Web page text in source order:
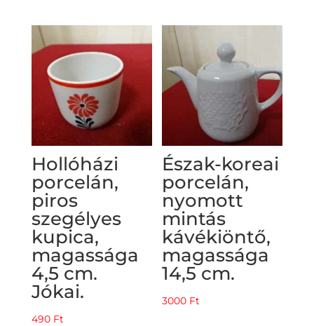
Hollóházi
porcelán,
piros
szegélyes
kupica,
magassága
4,5 cm.
Jókai.
490 Ft
Észak-koreai
porcelán,
nyomott
mintás
kávékiöntő,
magassága
14,5 cm.
3000 Ft